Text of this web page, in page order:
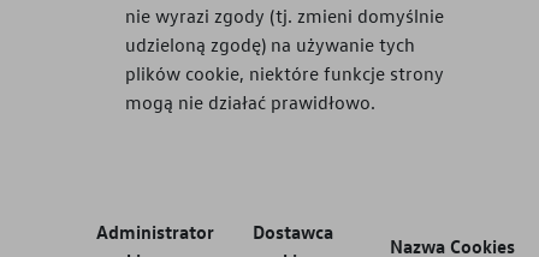
nie wyrazi zgody (tj. zmieni domyślnie
udzieloną zgodę) na używanie tych
plików cookie, niektóre funkcje strony
mogą nie działać prawidłowo.
Administrator
Dostawca
Nazwa Cookies